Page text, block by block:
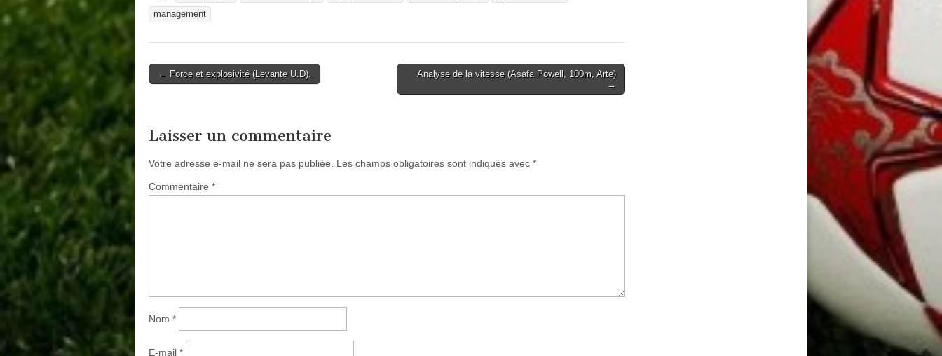
management
Post
← Force et explosivité (Levante U.D).
Analyse de la vitesse (Asafa Powell, 100m, Arte)
→
Laisser un commentaire
Votre adresse e-mail ne sera pas publiée. Les champs obligatoires sont indiqués avec *
Commentaire *
Nom *
E-mail *